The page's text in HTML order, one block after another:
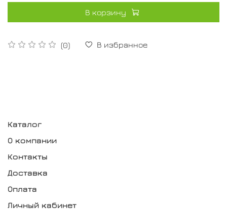
(0) В избранное
В корзину
Каталог
О компании
Контакты
Доставка
Оплата
Личный кабинет